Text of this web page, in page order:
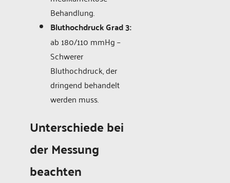
Behandlung.
Bluthochdruck Grad 3:
ab 180/110 mmHg –
Schwerer
Bluthochdruck, der
dringend behandelt
werden muss.
Unterschiede bei
der Messung
beachten